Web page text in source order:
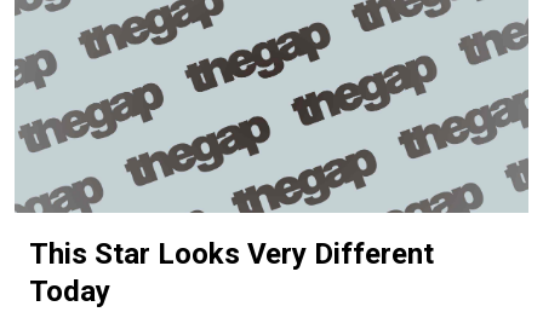
This Star Looks Very Different
Today